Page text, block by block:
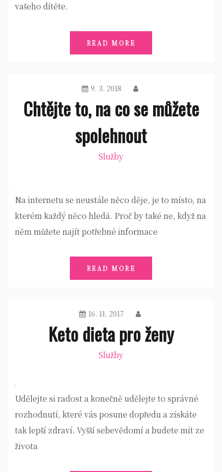
vašeho dítěte.
READ MORE
9. 3. 2018
Chtějte to, na co se můžete
spolehnout
Služby
Na internetu se neustále něco děje, je to místo, na
kterém každý něco hledá. Proč by také ne, když na
něm můžete najít potřebné informace
READ MORE
16. 11. 2017
Keto dieta pro ženy
Služby
Udělejte si radost a konečně udělejte to správné
rozhodnutí, které vás posune dopředu a získáte
tak lepší zdraví. Vyšší sebevědomí a budete mít ze
života